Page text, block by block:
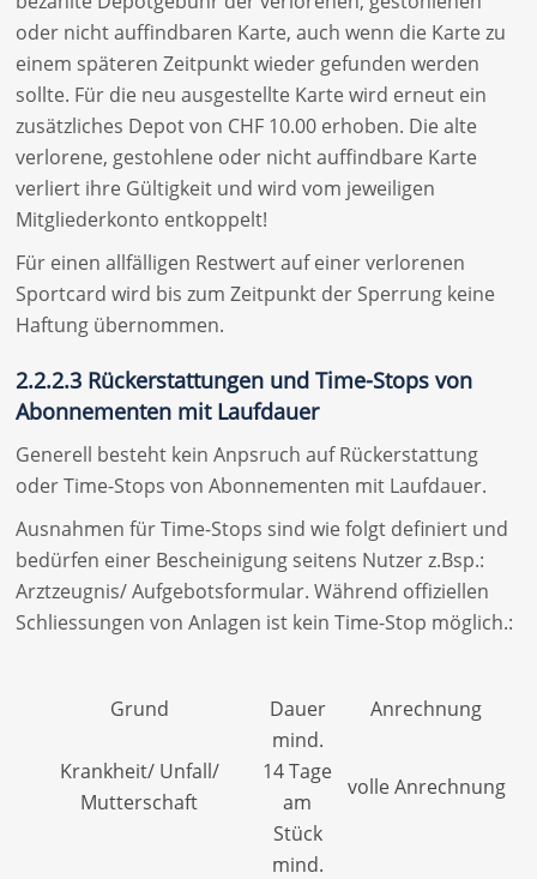
oder nicht auffindbaren Karte, auch wenn die Karte zu
einem späteren Zeitpunkt wieder gefunden werden
sollte. Für die neu ausgestellte Karte wird erneut ein
zusätzliches Depot von CHF 10.00 erhoben. Die alte
verlorene, gestohlene oder nicht auffindbare Karte
verliert ihre Gültigkeit und wird vom jeweiligen
Mitgliederkonto entkoppelt!
Für einen allfälligen Restwert auf einer verlorenen
Sportcard wird bis zum Zeitpunkt der Sperrung keine
Haftung übernommen.
2.2.2.3 Rückerstattungen und Time-Stops von
Abonnementen mit Laufdauer
Generell besteht kein Anpsruch auf Rückerstattung
oder Time-Stops von Abonnementen mit Laufdauer.
Ausnahmen für Time-Stops sind wie folgt definiert und
bedürfen einer Bescheinigung seitens Nutzer z.Bsp.:
Arztzeugnis/ Aufgebotsformular. Während offiziellen
Schliessungen von Anlagen ist kein Time-Stop möglich.:
Grund Dauer Anrechnung
Krankheit/ Unfall/
Mutterschaft
mind.
14 Tage
am
Stück
volle Anrechnung
mind.